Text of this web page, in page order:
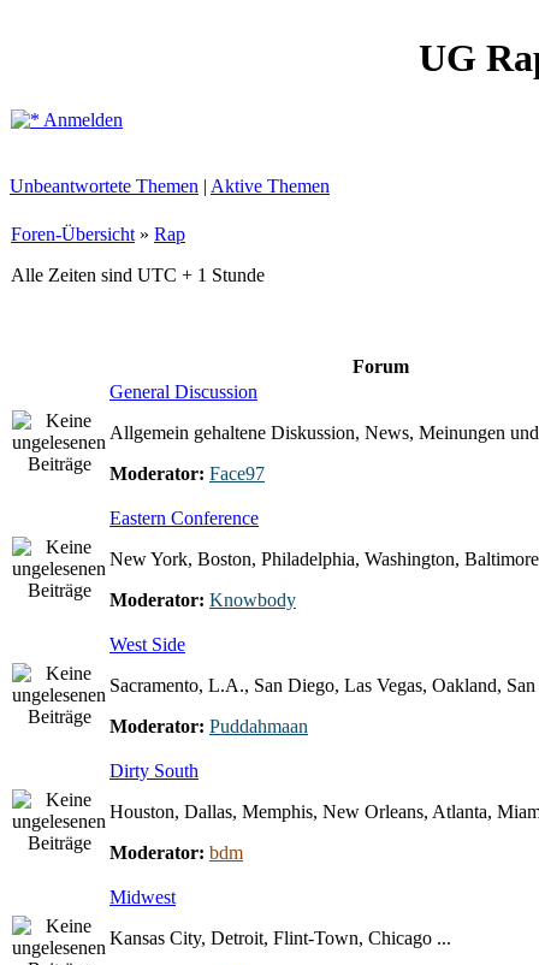
UG
Anmelden
Unbeantwortete Themen | Aktive Themen
Foren-Übersicht » Rap
Alle Zeiten sind UTC + 1 Stunde
Forum
General Discussion
Allgemein gehaltene Diskussion, News, Meinungen
Moderator: Face97
Eastern Conference
New York, Boston, Philadelphia, Washington,
Moderator: Knowbody
West Side
Sacramento, L.A., San Diego, Las Vegas, Oakland,
Moderator: Puddahmaan
Dirty South
Houston, Dallas, Memphis, New Orleans, Atlanta,
Moderator: bdm
Midwest
Kansas City, Detroit, Flint-Town, Chicago ...